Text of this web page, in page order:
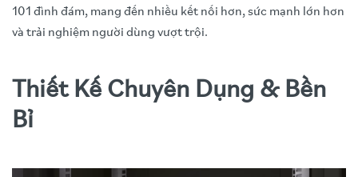
101 đình đám, mang đến nhiều kết nối hơn, sức mạnh lớn hơn
và trải nghiệm người dùng vượt trội.
Thiết Kế Chuyên Dụng & Bền
Bỉ